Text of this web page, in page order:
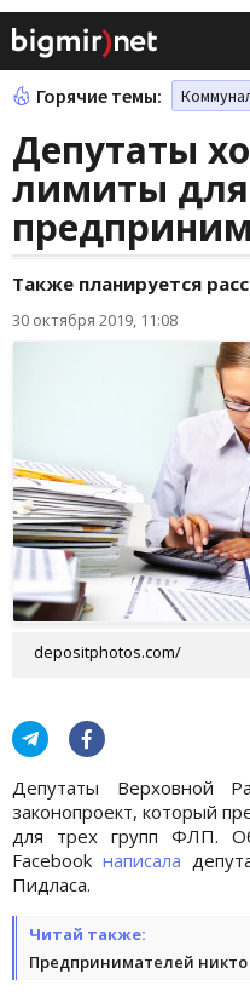
Горячие темы:
Депутаты
лимиты для
Также планируется
30 октября 2019, 11:08
depositphotos.com/
Депутаты Верховной
законопроект, который
для трех групп ФЛП.
Facebook написала
Пидласа.
Читай также:
Предпринимателей